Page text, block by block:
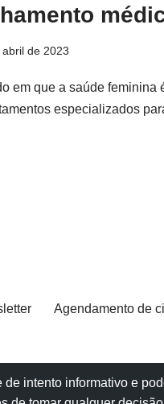
abril de 2023
em que a saúde
especializados
Agendamento de
intento informativo e